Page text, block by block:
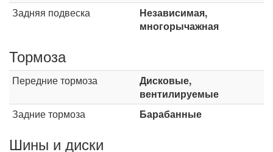
Задняя подвеска
Независимая,
многорычажная
Тормоза
Передние тормоза
Дисковые,
вентилируемые
Задние тормоза
Барабанные
Шины и диски